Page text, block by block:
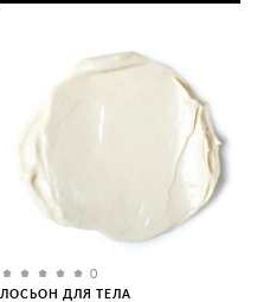
0
ЛОСЬОН ДЛЯ ТЕЛА